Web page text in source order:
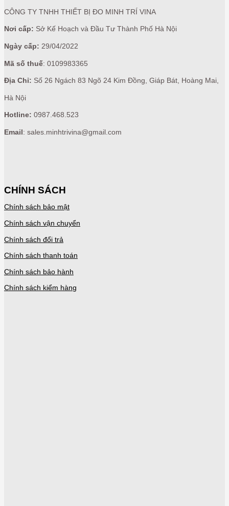
CÔNG TY TNHH THIẾT BỊ ĐO MINH TRÍ VINA
Nơi cấp: Sở Kế Hoạch và Đầu Tư Thành Phố Hà Nội
Ngày cấp: 29/04/2022
Mã số thuế: 0109983365
Địa Chỉ: Số 26 Ngách 83 Ngõ 24 Kim Đồng, Giáp Bát, Hoàng Mai,
Hà Nội
Hotline: 0987.468.523
Email : sales.minhtrivina@gmail.com
CHÍNH SÁCH
Chính sách bảo mật
Chính sách vận chuyển
Chính sách đổi trả
Chính sách thanh toán
Chính sách bảo hành
Chính sách kiểm hàng